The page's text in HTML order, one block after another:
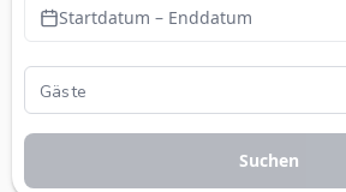
Startdatum – Enddatum
Suchen